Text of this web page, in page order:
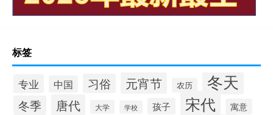
标签
专业 中国 习俗 元宵节 农历 冬天
冬季 唐代 大学 学校 孩子 宋代 寓意